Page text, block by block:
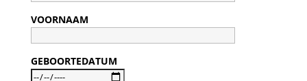
VOORNAAM
GEBOORTEDATUM